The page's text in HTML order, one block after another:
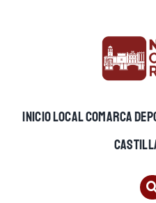
INICIOLOCALCOMARCA